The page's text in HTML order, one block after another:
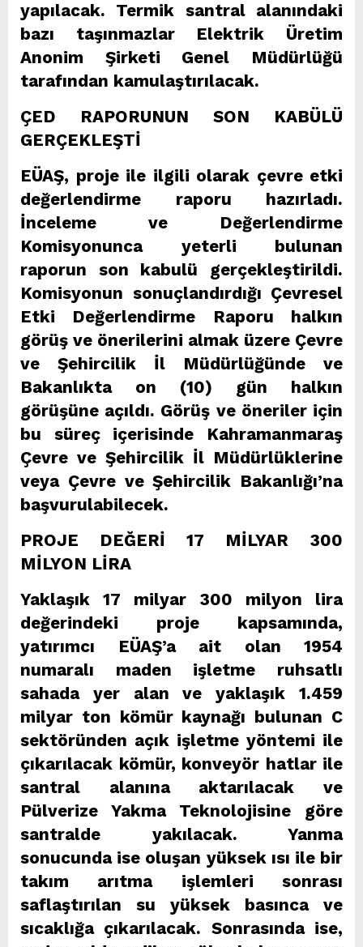
yapılacak. Termik santral alanındaki
bazı taşınmazlar Elektrik Üretim
Anonim Şirketi Genel Müdürlüğü
tarafından kamulaştırılacak.
ÇED RAPORUNUN SON KABÜLÜ
GERÇEKLEŞTİ
EÜAŞ, proje ile ilgili olarak çevre etki
değerlendirme raporu hazırladı.
İnceleme ve Değerlendirme
Komisyonunca yeterli bulunan
raporun son kabulü gerçekleştirildi.
Komisyonun sonuçlandırdığı Çevresel
Etki Değerlendirme Raporu halkın
görüş ve önerilerini almak üzere Çevre
ve Şehircilik İl Müdürlüğünde ve
Bakanlıkta on (10) gün halkın
görüşüne açıldı. Görüş ve öneriler için
bu süreç içerisinde Kahramanmaraş
Çevre ve Şehircilik İl Müdürlüklerine
veya Çevre ve Şehircilik Bakanlığı’na
başvurulabilecek.
PROJE DEĞERİ 17 MİLYAR 300
MİLYON LİRA
Yaklaşık 17 milyar 300 milyon lira
değerindeki proje kapsamında,
yatırımcı EÜAŞ’a ait olan 1954
numaralı maden işletme ruhsatlı
sahada yer alan ve yaklaşık 1.459
milyar ton kömür kaynağı bulunan C
sektöründen açık işletme yöntemi ile
çıkarılacak kömür, konveyör hatlar ile
santral alanına aktarılacak ve
Pülverize Yakma Teknolojisine göre
santralde yakılacak. Yanma
sonucunda ise oluşan yüksek ısı ile bir
takım arıtma işlemleri sonrası
saflaştırılan su yüksek basınca ve
sıcaklığa çıkarılacak. Sonrasında ise,